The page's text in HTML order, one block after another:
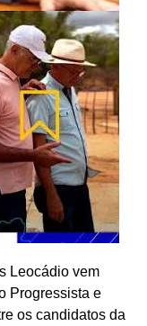
Leocádio vem
Progressista e
os candidatos da